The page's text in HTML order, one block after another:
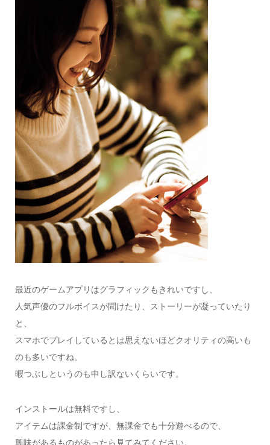
最近のゲームアプリはグラフィックもきれいですし、
人気声優のフルボイスが聞けたり、ストーリーが凝っていたり
と、
スマホでプレイしているとは思えないほどクオリティの高いも
のも多いですね。
暇つぶしというのも申し訳ないくらいです。
インストールは無料ですし、
アイテムは課金制ですが、無課金でも十分遊べるので、
興味があるものがあったら見てみてください。